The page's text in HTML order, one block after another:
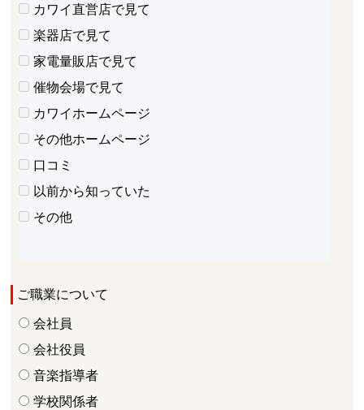
カワイ直営店で見て
楽器店で見て
家電量販店で見て
催物会場で見て
カワイホームページ
その他ホームページ
口コミ
以前から知っていた
その他
ご職業について
会社員
会社役員
音楽指導者
学校関係者